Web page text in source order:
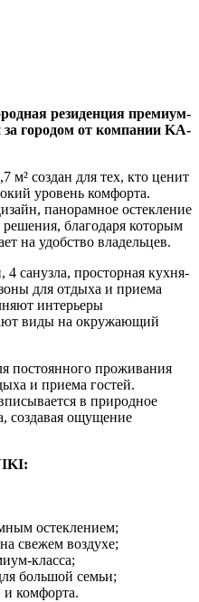
резиденция премиум-
городом от компании KA-
создан для тех, кто ценит
уровень комфорта.
панорамное остекление
благодаря которым
на удобство владельцев.
санузла, просторная кухня-
для отдыха и приема
интерьеры
виды на окружающий
постоянного проживания
и приема гостей.
в природное
создавая ощущение
остеклением;
свежем воздухе;
класса;
большой семьи;
и комфорта.